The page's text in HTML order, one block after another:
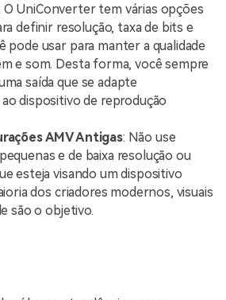
O UniConverter tem várias opções
definir resolução, taxa de bits e
pode usar para manter a qualidade
e som. Desta forma, você sempre
saída que se adapte
dispositivo de reprodução
AMV Antigas: Não use
e de baixa resolução ou
esteja visando um dispositivo
dos criadores modernos, visuais
são o objetivo.